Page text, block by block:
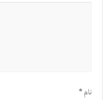
نام*